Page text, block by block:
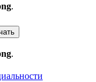
.
.